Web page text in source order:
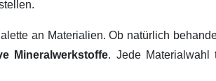
an Materialien. Ob natürlich
Mineralwerkstoffe. Jede Materialwahl